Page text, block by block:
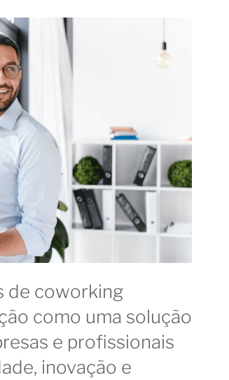
de coworking
como uma solução
e profissionais
inovação e